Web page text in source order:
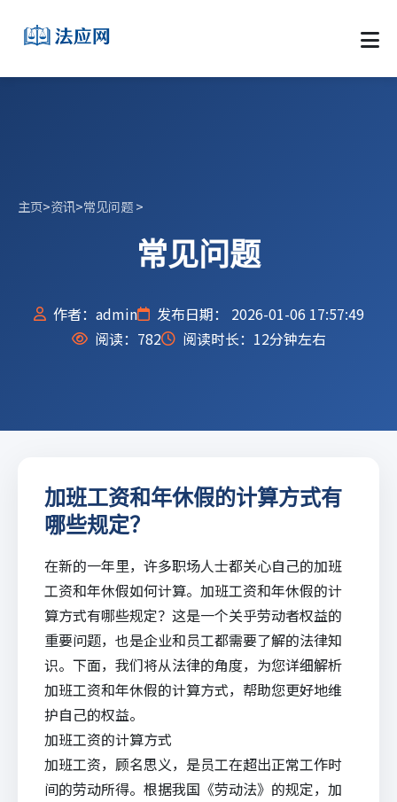
主页>资讯>常见问题>
常见问题
作者：admin
发布日期： 2026-01-06 17:57:49
阅读： 782 阅读时长：12分钟左右
加班工资和年休假的计算方式有
哪些规定？
在新的一年里，许多职场人士都关心自己的加班
工资和年休假如何计算。加班工资和年休假的计
算方式有哪些规定？这是一个关乎劳动者权益的
重要问题，也是企业和员工都需要了解的法律知
识。下面，我们将从法律的角度，为您详细解析
加班工资和年休假的计算方式，帮助您更好地维
护自己的权益。
加班工资的计算方式
加班工资，顾名思义，是员工在超出正常工作时
间的劳动所得。根据我国《劳动法》的规定，加